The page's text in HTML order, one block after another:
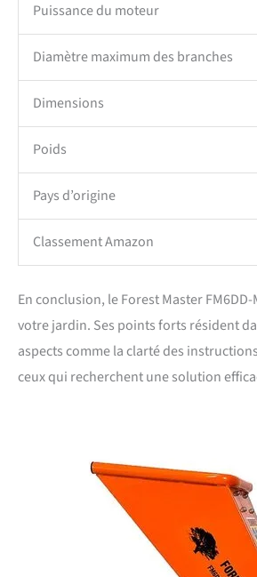
Puissance du moteur
Diamètre maximum des branches
Dimensions
Poids
Pays d’origine
Classement Amazon
En conclusion, le Forest Master
votre jardin. Ses points forts résident
aspects comme la clarté des
ceux qui recherchent une solution